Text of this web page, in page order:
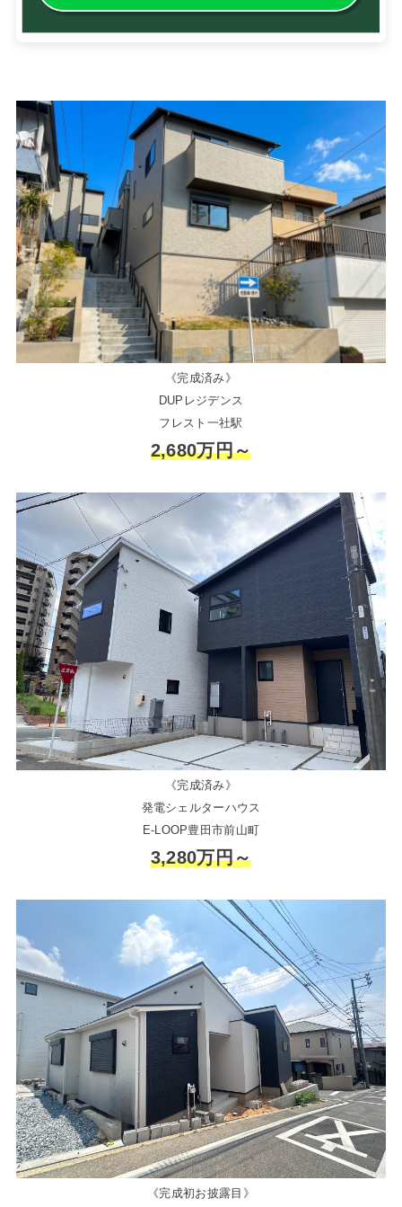
《完成済み》
DUPレジデンス
フレスト一社駅
2,680万円～
《完成済み》
発電シェルターハウス
E-LOOP豊田市前山町
3,280万円～
《完成初お披露目》